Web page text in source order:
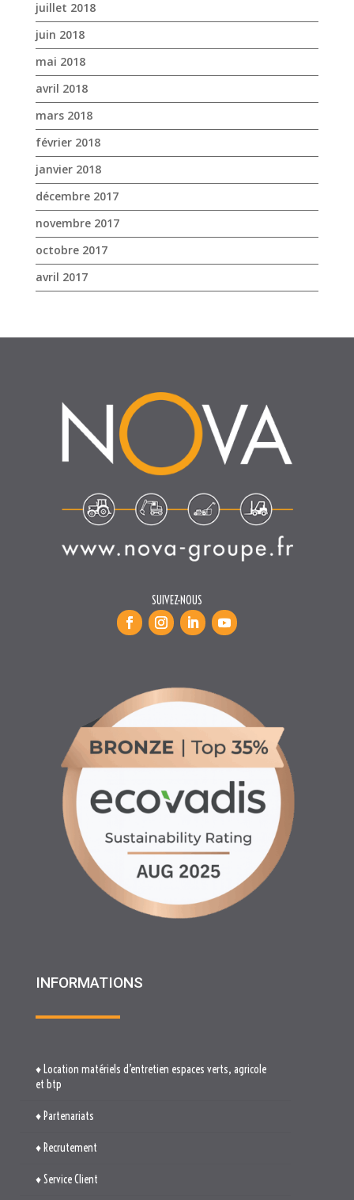
juillet 2018
juin 2018
mai 2018
avril 2018
mars 2018
février 2018
janvier 2018
décembre 2017
novembre 2017
octobre 2017
avril 2017
SUIVEZ-NOUS
INFORMATIONS
♦ Location matériels d’entretien espaces verts, agricole
et btp
♦ Partenariats
♦ Recrutement
♦ Service Client